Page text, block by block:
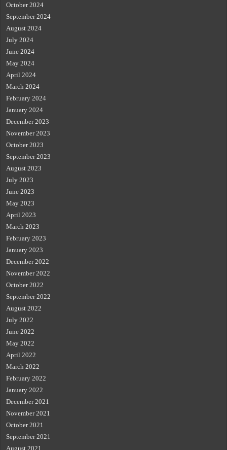
October 2024
September 2024
August 2024
July 2024
June 2024
May 2024
April 2024
March 2024
February 2024
January 2024
December 2023
November 2023
October 2023
September 2023
August 2023
July 2023
June 2023
May 2023
April 2023
March 2023
February 2023
January 2023
December 2022
November 2022
October 2022
September 2022
August 2022
July 2022
June 2022
May 2022
April 2022
March 2022
February 2022
January 2022
December 2021
November 2021
October 2021
September 2021
August 2021